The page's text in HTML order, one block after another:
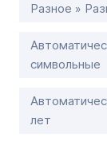
Разное »
символьные
лет